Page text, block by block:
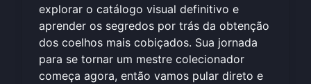
explorar o catálogo visual definitivo e
aprender os segredos por trás da obtenção
dos coelhos mais cobiçados. Sua jornada
para se tornar um mestre colecionador
começa agora, então vamos pular direto e